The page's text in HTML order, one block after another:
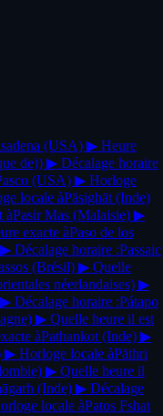
(USA) ▶ Heure
de)) ▶ Décalage horaire
(USA) ▶ Horloge
locale àPāsighāt (Inde)
àPasir Mas (Malaisie) ▶
exacte àPaso de los
▶ Décalage horaire :Passaic
(Brésil) ▶ Quelle
néerlandaises) ▶
▶ Décalage horaire :Pátapo
▶ Quelle heure il est
àPathankot (Inde) ▶
▶ Horloge locale àPāthri
▶ Quelle heure il
(Inde) ▶ Décalage
locale àPatos Fshat